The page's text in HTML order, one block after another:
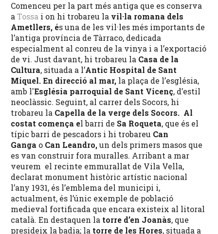
Comenceu per la part més antiga que es conserva
a Tossa i on hi trobareu la vil·la romana dels
Ametllers, és una de les vil·les més importants de
l’antiga província de Tàrraco, dedicada
especialment al conreu de la vinya i a l’exportació
de vi. Just davant, hi trobareu la Casa de la
Cultura, situada a l’Antic Hospital de Sant
Miquel. En direcció al mar, la plaça de l’església,
amb l'Església parroquial de Sant Vicenç, d’estil
neoclàssic. Seguint, al carrer dels Socors, hi
trobareu la Capella de la verge dels Socors. Al
costat comença el barri de Sa Roqueta, que és el
típic barri de pescadors i hi trobareu Can
Ganga o Can Leandro,un dels primers masos que
es van construir fora muralles. Arribant a mar
veurem el recinte emmurallat de Vila Vella,
declarat monument històric artístic nacional
l’any 1931, és l’emblema del municipi i,
actualment, és l’únic exemple de població
medieval fortificada que encara existeix al litoral
català. En destaquen la torre d’en Joanàs, que
presideix la badia; la torre de les Hores, situada a